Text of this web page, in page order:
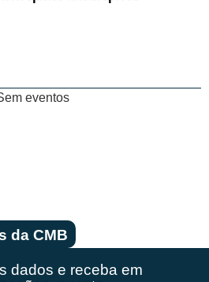
eventos
da CMB
dados e receba em